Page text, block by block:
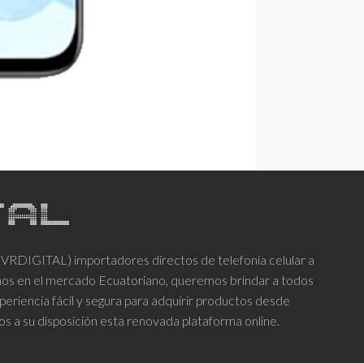
importadores directos de telefonía celular a
en el mercado Ecuatoriano, queremos brindar a todos
fácil y segura para adquirir productos desde
a su disposición esta renovada plataforma online.